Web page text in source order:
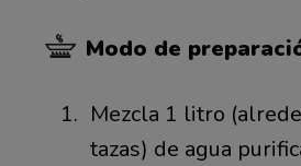
Modo de
Mezcla 1 litro
tazas) de agua